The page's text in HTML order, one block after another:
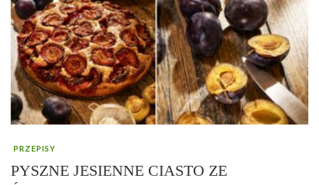
PRZEPISY
PYSZNE JESIENNE CIASTO ZE